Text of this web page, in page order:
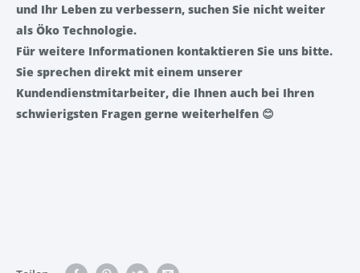
und Ihr Leben zu verbessern, suchen Sie nicht weiter
als Öko Technologie.
Für weitere Informationen kontaktieren Sie uns bitte.
Sie sprechen direkt mit einem unserer
Kundendienstmitarbeiter, die Ihnen auch bei Ihren
schwierigsten Fragen gerne weiterhelfen 😊